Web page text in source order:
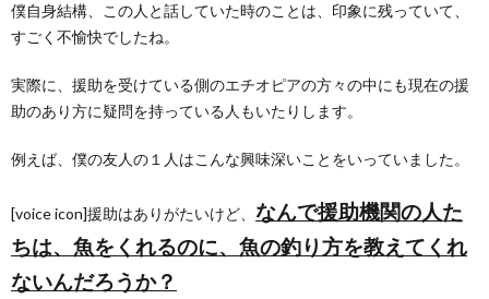
僕自身結構、この人と話していた時のことは、印象に残っていて、
すごく不愉快でしたね。
実際に、援助を受けている側のエチオピアの方々の中にも現在の援
助のあり方に疑問を持っている人もいたりします。
例えば、僕の友人の１人はこんな興味深いことをいっていました。
[voice icon]援助はありがたいけど、 なんで援助機関の人た
ちは、魚をくれるのに、魚の釣り方を教えてくれ
ないんだろうか？